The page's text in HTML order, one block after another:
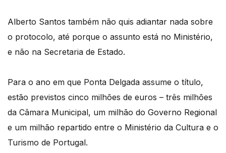
Alberto Santos também não quis adiantar nada sobre
o protocolo, até porque o assunto está no Ministério,
e não na Secretaria de Estado.
Para o ano em que Ponta Delgada assume o título,
estão previstos cinco milhões de euros – três milhões
da Câmara Municipal, um milhão do Governo Regional
e um milhão repartido entre o Ministério da Cultura e o
Turismo de Portugal.